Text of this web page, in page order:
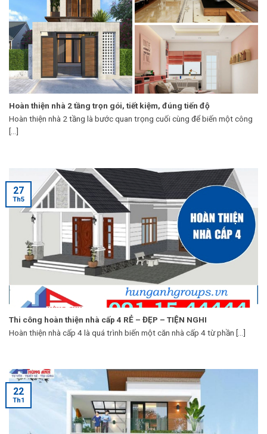
Hoàn thiện nhà 2 tầng trọn gói, tiết kiệm, đúng tiến độ
Hoàn thiện nhà 2 tầng là bước quan trọng cuối cùng để biến một công
[...]
Thi công hoàn thiện nhà cấp 4 RẺ – ĐẸP – TIỆN NGHI
Hoàn thiện nhà cấp 4 là quá trình biến một căn nhà cấp 4 từ phần [...]
27
Th5
22
Th1